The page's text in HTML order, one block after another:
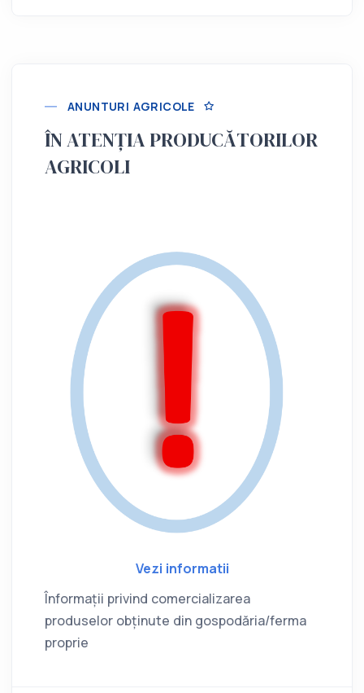
ANUNTURI AGRICOLE
ÎN ATENȚIA PRODUCĂTORILOR
AGRICOLI
Vezi informatii
Înformații privind comercializarea
produselor obținute din gospodăria/ferma
proprie